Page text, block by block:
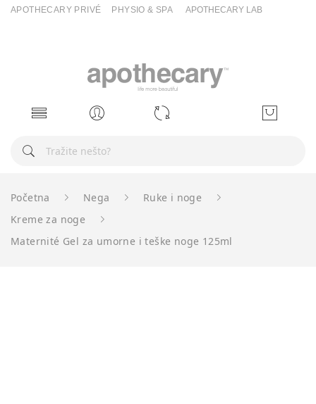
APOTHECARY PRIVÉ PHYSIO & SPA APOTHECARY LAB
0
Početna Nega
Ruke i noge
Kreme za noge
Maternité Gel za umorne i teške noge 125ml